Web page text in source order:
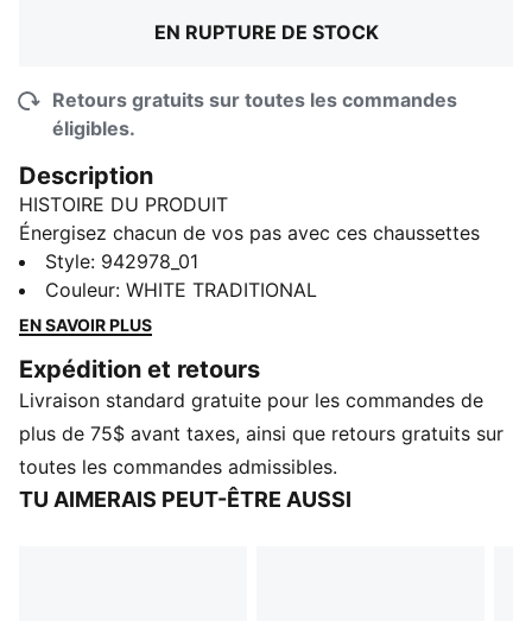
EN RUPTURE DE STOCK
Retours gratuits sur toutes les commandes
éligibles.
Description
HISTOIRE DU PRODUIT
Énergisez chacun de vos pas avec ces chaussettes
rembourrées en tissu bouclette. Offrant un ajustement
parfait et un confort toute la journée, elles sont
parfaites pour les entraînements ou les sorties
commodité, elles apportent une énergie sportive à
vos essentiels du quotidien. La performance PUMA
classique pour affronter votre journée.
DÉTAILS
3 paires
Style: 942978_01
Couleur: WHITE TRADITIONAL
EN SAVOIR PLUS
Expédition et retours
Livraison standard gratuite pour les commandes de
plus de 75$ avant taxes, ainsi que retours gratuits sur
toutes les commandes admissibles.
TU AIMERAIS PEUT-ÊTRE AUSSI